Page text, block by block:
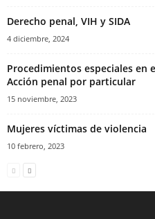
Derecho penal, VIH y SIDA
4 diciembre, 2024
Procedimientos especiales en
Acción penal por particular
15 noviembre, 2023
Mujeres víctimas de violencia
10 febrero, 2023